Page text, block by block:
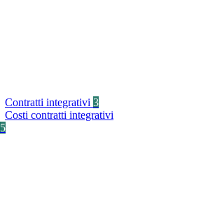
Contratti integrativi 3
Costi contratti integrativi
5